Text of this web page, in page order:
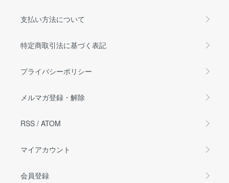
支払い方法について
特定商取引法に基づく表記
プライバシーポリシー
メルマガ登録・解除
RSS / ATOM
マイアカウント
会員登録